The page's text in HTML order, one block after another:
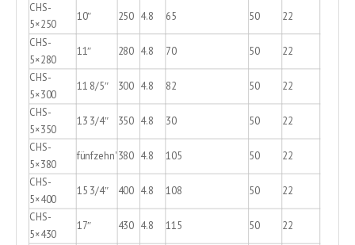
CHS-
5×250
10″ 250 4.8 65 50 22
CHS-
5×280
11″ 280 4.8 70 50 22
CHS-
5×300
11 8/5″ 300 4.8 82 50 22
CHS-
5×350
13 3/4″ 350 4.8 30 50 22
CHS-
5×380
fünfzehn'380 4.8 105 50 22
CHS-
5×400
15 3/4″ 400 4.8 108 50 22
CHS-
5×430
17″ 430 4.8 115 50 22